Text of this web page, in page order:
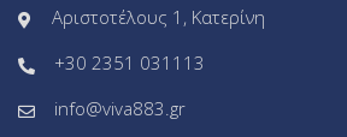
Αριστοτέλους 1, Κατερίνη
+30 2351 031113
info@viva883.gr